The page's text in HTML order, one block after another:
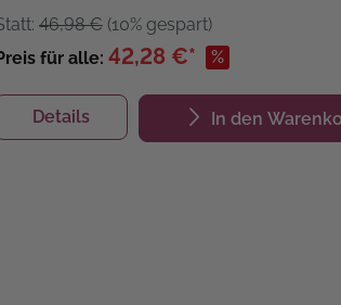
46,98 € (10% gespart)
für alle: 42,28 €* %
Details In den